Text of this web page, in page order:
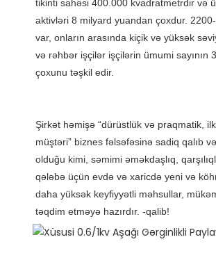
tikinti sahəsi 400.000 kvadratmetrdir və
aktivləri 8 milyard yuandan çoxdur.
var, onların arasında kiçik və yüksək
və rəhbər işçilər işçilərin ümumi sayının
Şirkət həmişə “dürüstlük və praqmatik,
müştəri” biznes fəlsəfəsinə sadiq qalıb
olduğu kimi, səmimi əməkdaşlıq,
qələbə üçün evdə və xaricdə yeni və
daha yüksək keyfiyyətli məhsullar,